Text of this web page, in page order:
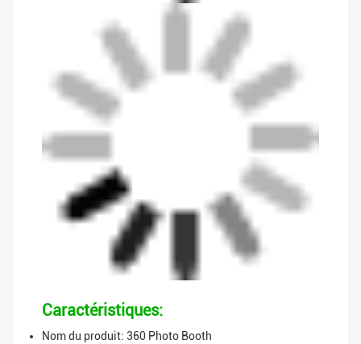
Caractéristiques:
Nom du produit: 360 Photo Booth